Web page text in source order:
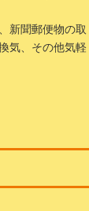
新聞郵便物の取
気、その他気軽